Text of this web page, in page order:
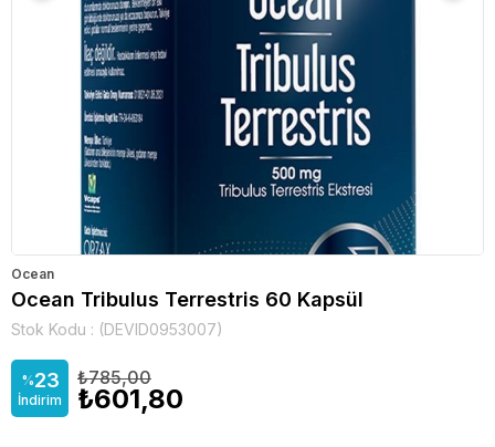
Ocean
Ocean Tribulus Terrestris 60 Kapsül
Stok Kodu (DEVID0953007)
%23
İndirim
₺785,00
₺601,80